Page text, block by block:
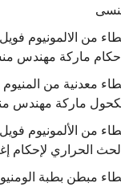
من الالمونيوم
ماركة مهندس
معدنية من
ماركة مهندس
من الألمونيوم
الحراري لإحكام
مبطن بطبة